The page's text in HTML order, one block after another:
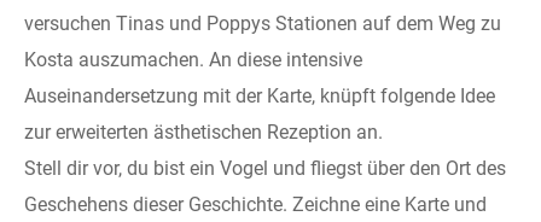
versuchen Tinas und Poppys Stationen auf dem Weg zu
Kosta auszumachen. An diese intensive
Auseinandersetzung mit der Karte, knüpft folgende Idee
zur erweiterten ästhetischen Rezeption an.
Stell dir vor, du bist ein Vogel und fliegst über den Ort des
Geschehens dieser Geschichte. Zeichne eine Karte und